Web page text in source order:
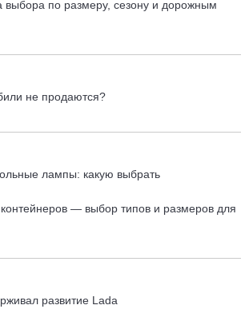
по размеру, сезону и дорожным
не продаются?
лампы: какую выбрать
— выбор типов и размеров для
развитие Lada